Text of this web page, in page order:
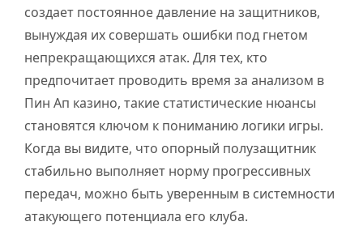
создает постоянное давление на защитников,
вынуждая их совершать ошибки под гнетом
непрекращающихся атак. Для тех, кто
предпочитает проводить время за анализом в
Пин Ап казино, такие статистические нюансы
становятся ключом к пониманию логики игры.
Когда вы видите, что опорный полузащитник
стабильно выполняет норму прогрессивных
передач, можно быть уверенным в системности
атакующего потенциала его клуба.